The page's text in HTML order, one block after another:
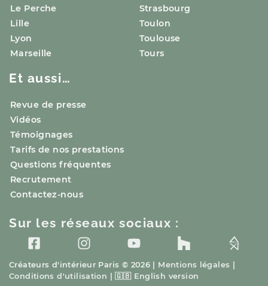
Le Perche
Lille
Lyon
Marseille
Strasbourg
Toulon
Toulouse
Tours
Et aussi…
Revue de presse
Vidéos
Témoignages
Tarifs de nos prestations
Questions fréquentes
Recrutement
Contactez-nous
Créateurs d'intérieur Paris © 2026 | Mentions légales |
Conditions d'utilisation | 🇬🇧 English version
Sur les réseaux sociaux :